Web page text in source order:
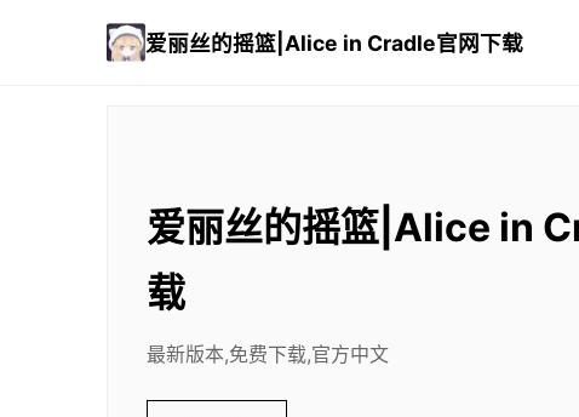
爱丽丝的摇篮|Alice in Cradle官网下载
爱丽丝的摇篮|Alice in
载
最新版本,免费下载,官方中文